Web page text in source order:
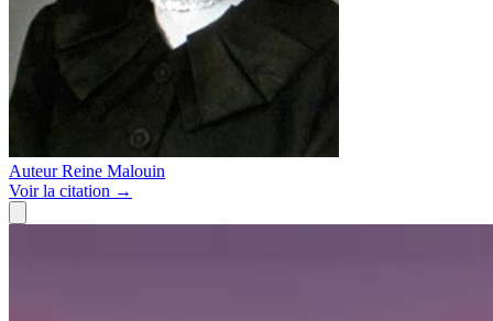
Auteur Reine Malouin
Voirla citation →